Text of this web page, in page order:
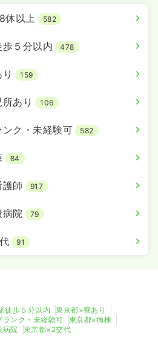
休以上 582
歩５分以内 478
159
あり 106
ンク・未経験可 582
84
護師 917
病院 79
91
徒歩５分以内
東京都×寮あり
ランク・未経験可
東京都×病棟
病院 東京都×2交代